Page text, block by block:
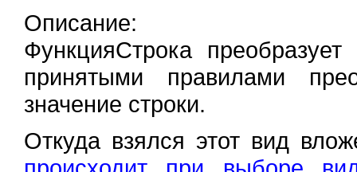
Описание:
ФункцияСтрока
принятыми правилами
значение строки.
Откуда взялся этот вид